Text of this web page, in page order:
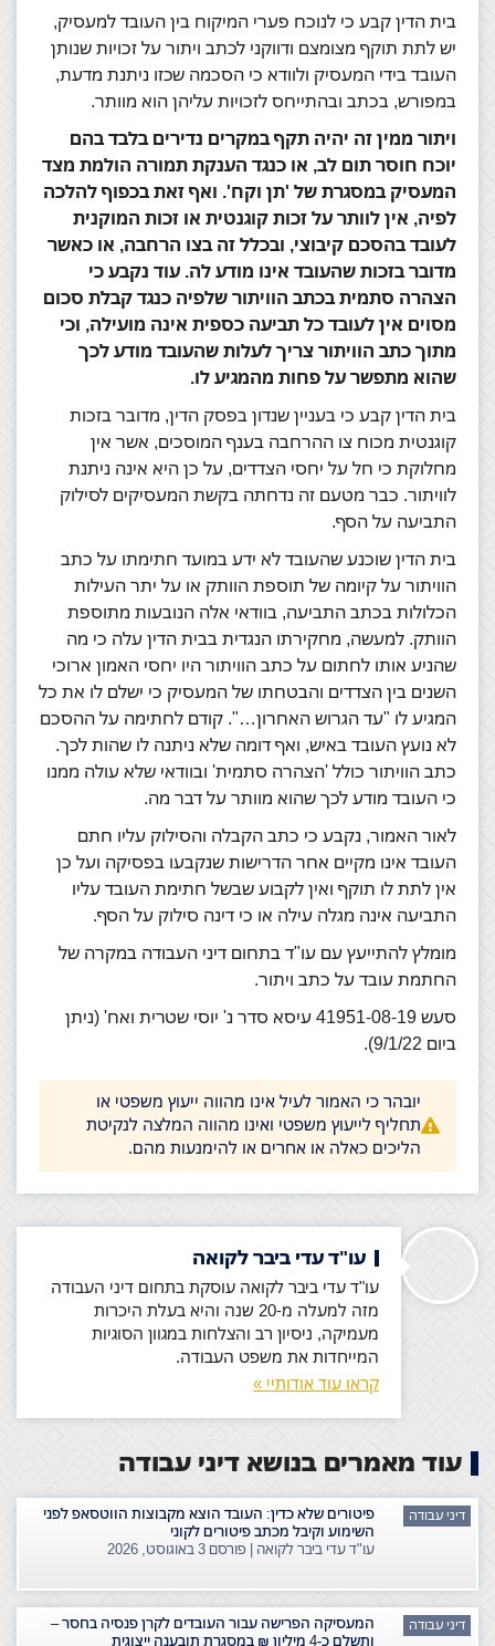
בית הדין קבע כי לנוכח פערי המיקוח בין העובד למעסיק,
יש לתת תוקף מצומצם ודווקני לכתב ויתור על זכויות שנותן
העובד בידי המעסיק ולוודא כי הסכמה שכזו ניתנת מדעת,
במפורש, בכתב ובהתייחס לזכויות עליהן הוא מוותר.
ויתור ממין זה יהיה תקף במקרים נדירים בלבד בהם
יוכח חוסר תום לב, או כנגד הענקת תמורה הולמת מצד
המעסיק במסגרת של 'תן וקח'. ואף זאת בכפוף להלכה
לפיה, אין לוותר על זכות קוגנטית או זכות המוקנית
לעובד בהסכם קיבוצי, ובכלל זה בצו הרחבה, או כאשר
מדובר בזכות שהעובד אינו מודע לה. עוד נקבע כי
הצהרה סתמית בכתב הוויתור שלפיה כנגד קבלת סכום
מסוים אין לעובד כל תביעה כספית אינה מועילה, וכי
מתוך כתב הוויתור צריך לעלות שהעובד מודע לכך
שהוא מתפשר על פחות מהמגיע לו.
בית הדין קבע כי בעניין שנדון בפסק הדין, מדובר בזכות
קוגנטית מכוח צו ההרחבה בענף המוסכים, אשר אין
מחלוקת כי חל על יחסי הצדדים, על כן היא אינה ניתנת
לוויתור. כבר מטעם זה נדחתה בקשת המעסיקים לסילוק
התביעה על הסף.
בית הדין שוכנע שהעובד לא ידע במועד חתימתו על כתב
הוויתור על קיומה של תוספת הוותק או על יתר העילות
הכלולות בכתב התביעה, בוודאי אלה הנובעות מתוספת
הוותק. למעשה, מחקירתו הנגדית בבית הדין עלה כי מה
שהניע אותו לחתום על כתב הוויתור היו יחסי האמון ארוכי
השנים בין הצדדים והבטחתו של המעסיק כי ישלם לו את כל
המגיע לו "עד הגרוש האחרון…". קודם לחתימה על ההסכם
לא נועץ העובד באיש, ואף דומה שלא ניתנה לו שהות לכך.
כתב הוויתור כולל 'הצהרה סתמית' ובוודאי שלא עולה ממנו
כי העובד מודע לכך שהוא מוותר על דבר מה.
לאור האמור, נקבע כי כתב הקבלה והסילוק עליו חתם
העובד אינו מקיים אחר הדרישות שנקבעו בפסיקה ועל כן
אין לתת לו תוקף ואין לקבוע שבשל חתימת העובד עליו
התביעה אינה מגלה עילה או כי דינה סילוק על הסף.
מומלץ להתייעץ עם עו"ד בתחום דיני העבודה במקרה של
החתמת עובד על כתב ויתור.
סעש 41951-08-19 עיסא סדר נ' יוסי שטרית ואח' (ניתן
ביום 9/1/22).
יובהר כי האמור לעיל אינו מהווה ייעוץ משפטי או
תחליף לייעוץ משפטי ואינו מהווה המלצה לנקיטת
הליכים כאלה או אחרים או להימנעות מהם.
עו"ד עדי ביבר לקואה
עו"ד עדי ביבר לקואה עוסקת בתחום דיני העבודה
מזה למעלה מ-20 שנה והיא בעלת היכרות
מעמיקה, ניסיון רב והצלחות במגוון הסוגיות
המייחדות את משפט העבודה.
קראו עוד אודותיי »
עוד מאמרים בנושא דיני עבודה
דיני עבודה
פיטורים שלא כדין: העובד הוצא מקבוצות הווטסאפ לפני
השימוע וקיבל מכתב פיטורים לקוני
עו"ד עדי ביבר לקואה | פורסם 3 באוגוסט, 2026
דיני עבודה
המעסיקה הפרישה עבור העובדים לקרן פנסיה בחסר –
ותשלם כ-4 מיליון ₪ במסגרת תובענה ייצוגית